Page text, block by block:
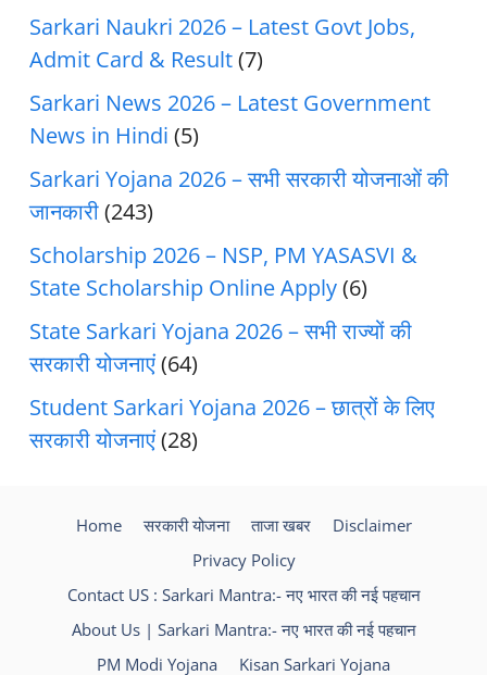
Sarkari Naukri 2026 – Latest Govt Jobs,
Admit Card & Result(7)
Sarkari News 2026 – Latest Government
News in Hindi (5)
Sarkari Yojana 2026 – सभी सरकारी योजनाओं की
जानकारी(243)
Scholarship 2026 – NSP, PM YASASVI &
State Scholarship Online Apply(6)
State Sarkari Yojana 2026 – सभी राज्यों की
सरकारी योजनाएं(64)
Student Sarkari Yojana 2026 – छात्रों के लिए
सरकारी योजनाएं(28)
Home सरकारी योजना ताजा खबर
Disclaimer
Privacy Policy
Contact US : Sarkari Mantra:- नए भारत की नई पहचान
About Us | Sarkari Mantra:- नए भारत की नई पहचान
PM Modi Yojana
Kisan Sarkari Yojana